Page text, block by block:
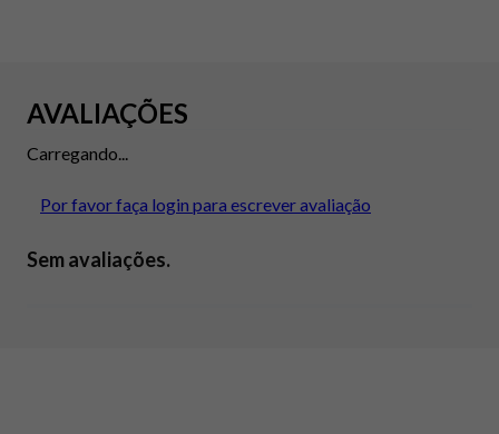
AVALIAÇÕES
Carregando...
Por favor faça login para escrever avaliação
Sem avaliações.